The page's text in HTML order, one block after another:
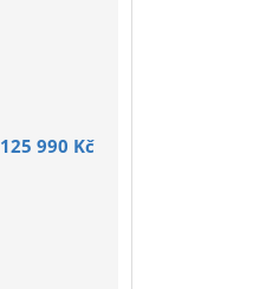
125 990 Kč